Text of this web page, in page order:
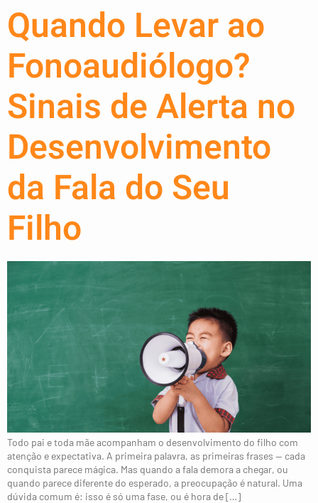
Quando Levar ao
Fonoaudiólogo?
Sinais de Alerta no
Desenvolvimento
da Fala do Seu
Filho
Todo pai e toda mãe acompanham o desenvolvimento do filho com
atenção e expectativa. A primeira palavra, as primeiras frases — cada
conquista parece mágica. Mas quando a fala demora a chegar, ou
quando parece diferente do esperado, a preocupação é natural. Uma
dúvida comum é: isso é só uma fase, ou é hora de […]